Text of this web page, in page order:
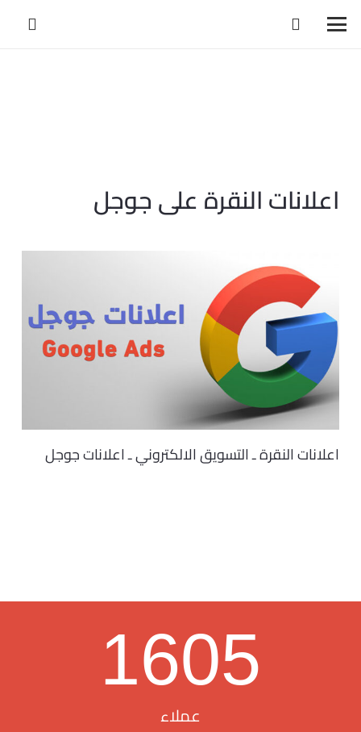
اعلانات النقرة على جوجل
اعلانات النقرة ـ التسويق الالكتروني ـ اعلانات جوجل
1605
عملاء